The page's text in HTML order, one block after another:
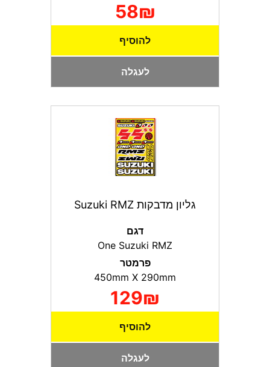
58₪
להוסיף
לעגלה
גליון מדבקות Suzuki RMZ
דגם
פרמטר
129₪
להוסיף
לעגלה